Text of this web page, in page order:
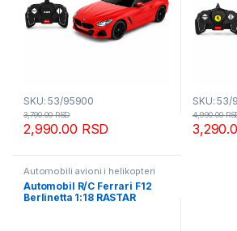
SKU: 53/95900
2,990.00 RSD
3,790.00RSD
SKU: 53/
4,990.00
Automobili avioni i helikopteri
Automobil R/C Ferrari F12
Berlinetta 1:18 RASTAR